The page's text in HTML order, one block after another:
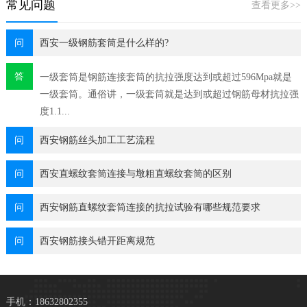
查看更多>>
常见问题
问 西安一级钢筋套筒是什么样的?
答
一级套筒是钢筋连接套筒的抗拉强度达到或超过596Mpa就是
一级套筒。通俗讲，一级套筒就是达到或超过钢筋母材抗拉强
度1.1...
问 西安钢筋丝头加工工艺流程
问 西安直螺纹套筒连接与墩粗直螺纹套筒的区别
问 西安钢筋直螺纹套筒连接的抗拉试验有哪些规范要求
问 西安钢筋接头错开距离规范
手机：18632802355